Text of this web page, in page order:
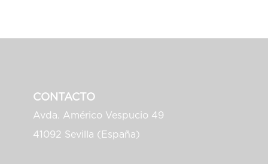
CONTACTO
Avda. Américo Vespucio 49
41092 Sevilla (España)